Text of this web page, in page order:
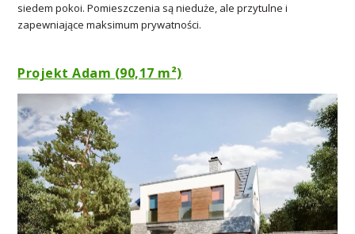
siedem pokoi. Pomieszczenia są nieduże, ale przytulne i
zapewniające maksimum prywatności.
Projekt Adam (90,17 m²)